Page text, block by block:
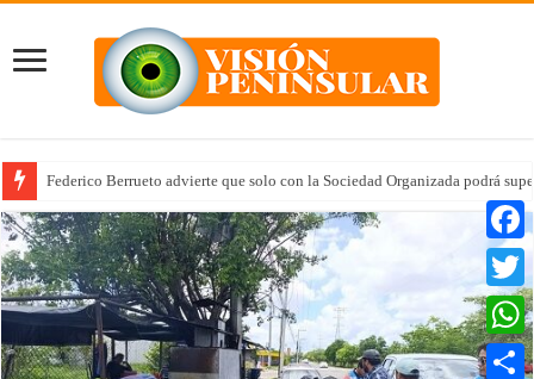
Federico Berrueto advierte que solo con la Sociedad Organizada podrá
Twitter